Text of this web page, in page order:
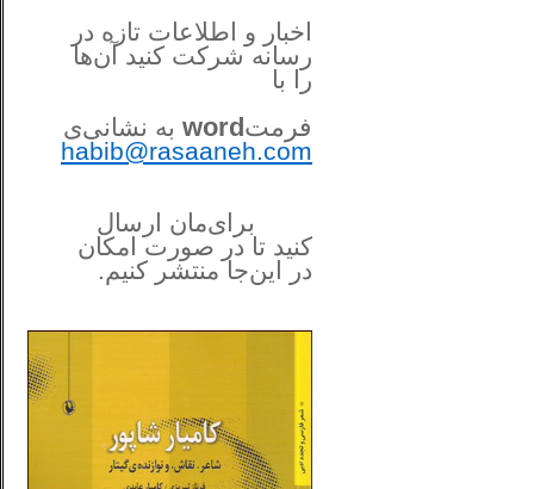
اخبار و اطلاعات تازه در
رسانه شرکت کنید آن‌ها
را با
فرمتword به نشانی‌ی
habib@rasaaneh.com
برای‌مان ارسال
کنید تا در صورت امکان
در این‌جامنتشر کنیم.